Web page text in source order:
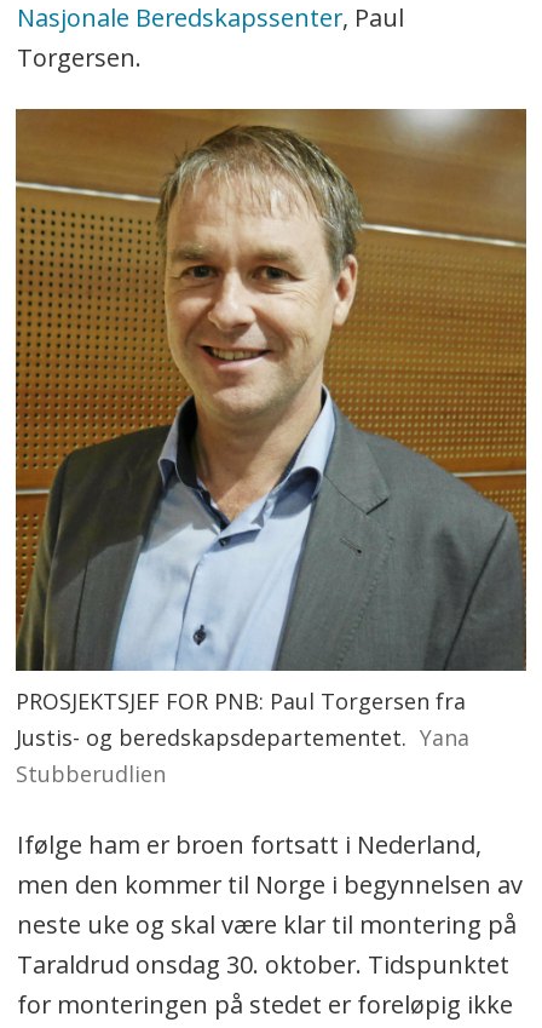
Nasjonale Beredskapssenter, Paul
Torgersen.
PROSJEKTSJEF FOR PNB: Paul Torgersen fra
Justis- og beredskapsdepartementet. Yana
Stubberudlien
Ifølge ham er broen fortsatt i Nederland,
men den kommer til Norge i begynnelsen av
neste uke og skal være klar til montering på
Taraldrud onsdag 30. oktober. Tidspunktet
for monteringen på stedet er foreløpig ikke